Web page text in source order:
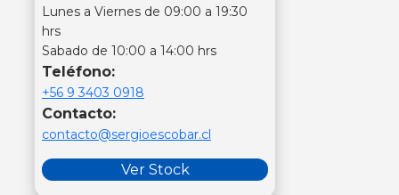
Lunes a Viernes de 09:00 a 19:30
hrs
Sabado de 10:00 a 14:00 hrs
Teléfono:
+56 9 3403 0918
Contacto:
contacto@sergioescobar.cl
Ver Stock